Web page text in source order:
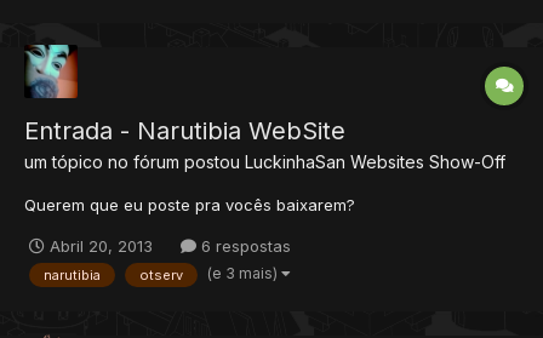
Entrada - Narutibia WebSite
um tópico no fórum postou LuckinhaSan Websites Show-Off
Querem que eu poste pra vocês baixarem?
Abril 20, 2013 6 respostas
narutibia otserv (e 3 mais)